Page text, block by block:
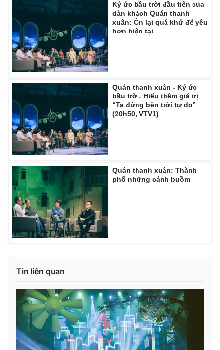
VTV Sức khoẻ Bất động sản
Thị trường 24h Tấm lòng Việt
VTV4 Vươn mình bằng AI
VTV8
Liên hệ tòa soạn English
THỜI BÁO VTV
Theo dõi báo trên
Cơ quan báo chí:
cấp ngày 29/12/2023
Tổng Biên tập:
Vũ Thanh Thủy
Phó Tổng Biên tập:Nguyễn Thị Mỹ Hạnh, Phạm Quốc Thắng,
Nguyễn Trọng Ninh
Tổng đài VTV:024.38 355 931 - 024.38 355 932
Ký ức bầu trời đầu tiên của
dàn khách Quán thanh
xuân: Ôn lại quá khứ để yêu
hơn hiện tại
Quán thanh xuân - Ký ức
bầu trời: Hiểu thêm giá trị
“Ta đứng bên trời tự do”
(20h50, VTV1)
Quán thanh xuân: Thành
phố những cánh buồm
Tin liên quan